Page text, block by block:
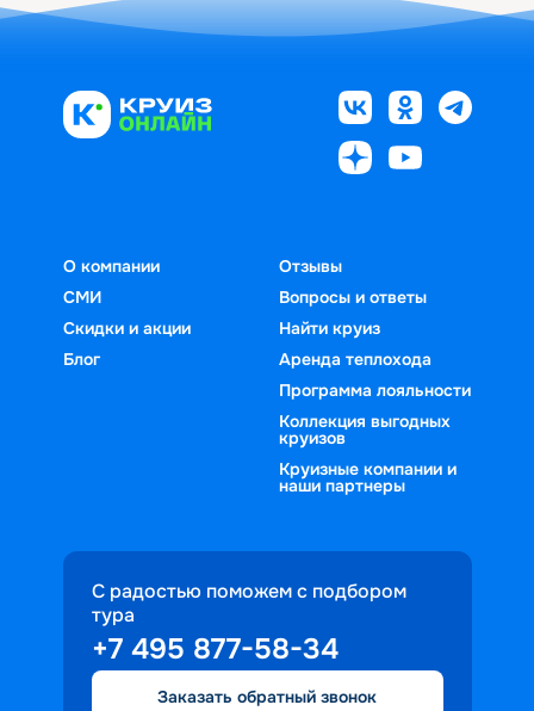
О компании
СМИ
Скидки и акции
Блог
Отзывы
Вопросы и ответы
Найти круиз
Аренда теплохода
Программа лояльности
Коллекция выгодных
круизов
Круизные компании и
наши партнеры
С радостью поможем с подбором
тура
+7 495 877-58-34
Заказать обратный звонок